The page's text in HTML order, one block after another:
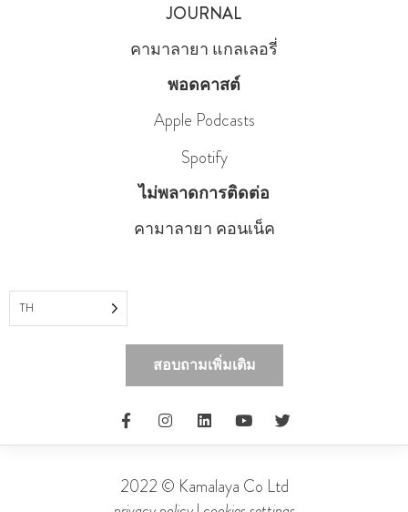
JOURNAL
คามาลายา แกลเลอรี่
พอดคาสต์
Apple Podcasts
Spotify
ไม่พลาดการติดต่อ
คามาลายา คอนเน็ค
TH
สอบถามเพิ่มเติม
2022 © Kamalaya Co Ltd